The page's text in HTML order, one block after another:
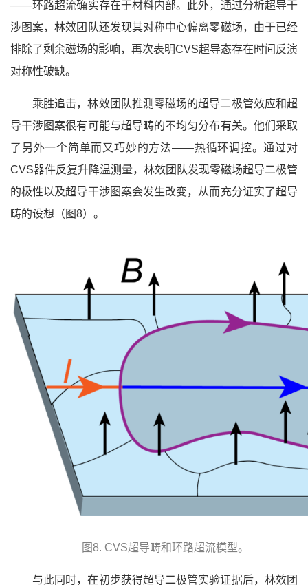
——环路超流确实存在于材料内部。此外，通过分析超导干
涉图案，林效团队还发现其对称中心偏离零磁场，由于已经
排除了剩余磁场的影响，再次表明CVS超导态存在时间反演
对称性破缺。
乘胜追击，林效团队推测零磁场的超导二极管效应和超
导干涉图案很有可能与超导畴的不均匀分布有关。他们采取
了另外一个简单而又巧妙的方法——热循环调控。通过对
CVS器件反复升降温测量，林效团队发现零磁场超导二极管
的极性以及超导干涉图案会发生改变，从而充分证实了超导
畴的设想（图8）。
图8. CVS超导畴和环路超流模型。
与此同时，在初步获得超导二极管实验证据后，林效团